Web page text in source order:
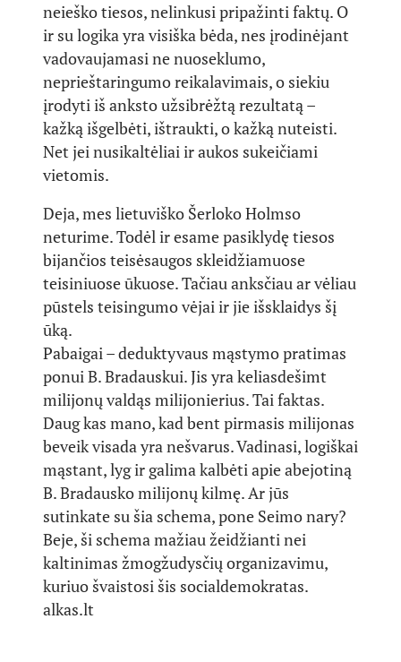
neieško tiesos, nelinkusi pripažinti faktų. O
ir su logika yra visiška bėda, nes įrodinėjant
vadovaujamasi ne nuoseklumo,
neprieštaringumo reikalavimais, o siekiu
įrodyti iš anksto užsibrėžtą rezultatą –
kažką išgelbėti, ištraukti, o kažką nuteisti.
Net jei nusikaltėliai ir aukos sukeičiami
vietomis.
Deja, mes lietuviško Šerloko Holmso
neturime. Todėl ir esame pasiklydę tiesos
bijančios teisėsaugos skleidžiamuose
teisiniuose ūkuose. Tačiau anksčiau ar vėliau
pūstels teisingumo vėjai ir jie išsklaidys šį
ūką.
Pabaigai – deduktyvaus mąstymo pratimas
ponui B. Bradauskui. Jis yra keliasdešimt
milijonų valdąs milijonierius. Tai faktas.
Daug kas mano, kad bent pirmasis milijonas
beveik visada yra nešvarus. Vadinasi, logiškai
mąstant, lyg ir galima kalbėti apie abejotiną
B. Bradausko milijonų kilmę. Ar jūs
sutinkate su šia schema, pone Seimo nary?
Beje, ši schema mažiau žeidžianti nei
kaltinimas žmogžudysčių organizavimu,
kuriuo švaistosi šis socialdemokratas.
alkas.lt